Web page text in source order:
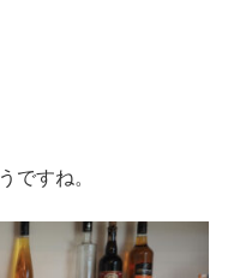
ですね。